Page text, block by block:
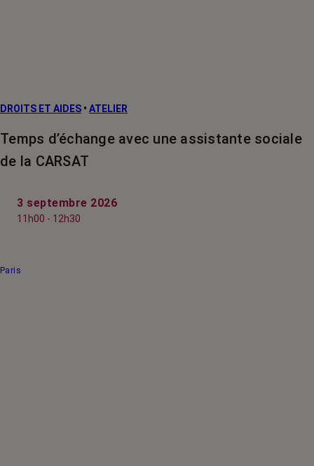
DROITS ET AIDES • ATELIER
Temps d’échange avec une assistante sociale
de la CARSAT
3 septembre 2026
11h00 - 12h30
Paris